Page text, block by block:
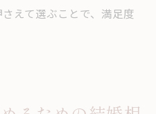
所が成婚率を左右する
えて選ぶことで、満足度